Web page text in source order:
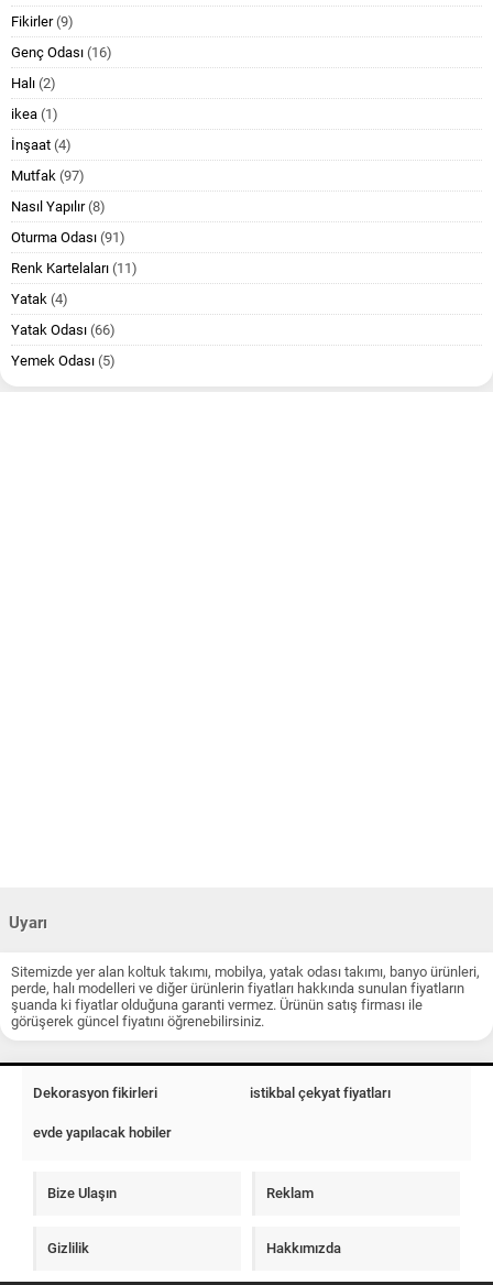
Fikirler(9)
Genç Odası (16)
Halı (2)
ikea (1)
İnşaat (4)
Mutfak (97)
Nasıl Yapılır(8)
Oturma Odası (91)
Renk Kartelaları (11)
Yatak (4)
Yatak Odası (66)
Yemek Odası (5)
Uyarı
Sitemizde yer alan koltuk takımı, mobilya, yatak odası takımı, banyo ürünleri,
perde, halı modelleri ve diğer ürünlerin fiyatları hakkında sunulan fiyatların
şuanda ki fiyatlar olduğuna garanti vermez. Ürünün satış firması ile
görüşerek güncel fiyatını öğrenebilirsiniz.
Dekorasyon fikirleri istikbal çekyat fiyatları
evde yapılacak hobiler
Bize Ulaşın Reklam
Gizlilik Hakkımızda